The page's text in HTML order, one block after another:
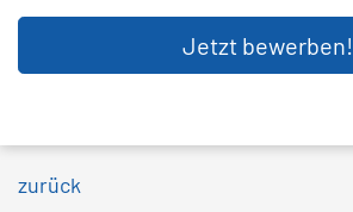
Jetzt bewerben!
zurück